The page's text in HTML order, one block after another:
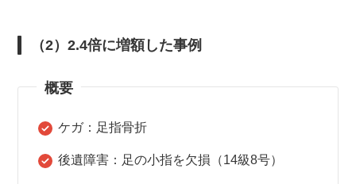
（2）2.4倍に増額した事例
概要
ケガ：足指骨折
後遺障害：足の小指を欠損（14級8号）